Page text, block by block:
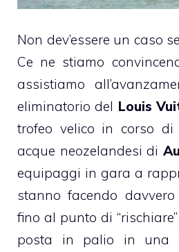
Non dev’essere un caso
Ce ne stiamo
assistiamo
eliminatorio del Louis
trofeo velico in corso di
acque neozelandesi di
equipaggi in gara a
stanno facendo
fino al punto di
posta in palio in una